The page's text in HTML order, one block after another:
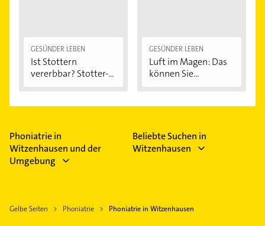
GESÜNDER LEBEN
Ist Stottern
vererbbar? Stotter-
GESÜNDER LEBEN
Luft im Magen: Das
können Sie...
Phoniatrie in
Witzenhausen und der
Umgebung
Beliebte Suchen in
Witzenhausen
Gelbe Seiten Phoniatrie Phoniatrie in Witzenhausen